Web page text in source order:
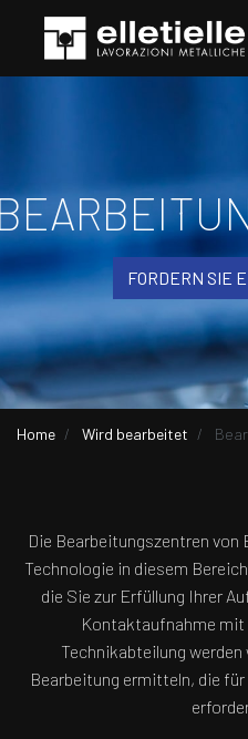
FORDERN SIE
Home Wird bearbeitet
Die Bearbeitungszentren von
Technologie in diesem
die Sie zur Erfüllung Ihrer
Kontaktaufnahme mit
Technikabteilung
Bearbeitung ermitteln, die